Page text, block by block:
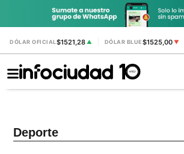
DÓLAR OFICIAL$1521,28 ▲ DÓLAR BLUE$1525,00 ▼
Deporte